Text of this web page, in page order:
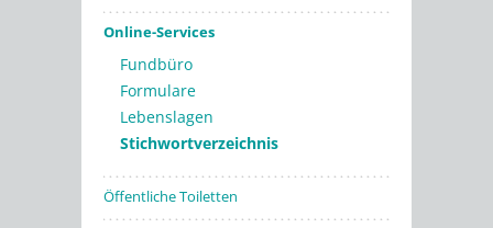
Online-Services
Fundbüro
Formulare
Lebenslagen
Stichwortverzeichnis
Öffentliche Toiletten